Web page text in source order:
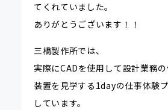
てくれていました。
ありがとうございます！！
三橋製作所では、
実際にCADを使用して設計業務
装置を見学する1dayの仕事体験
しています。